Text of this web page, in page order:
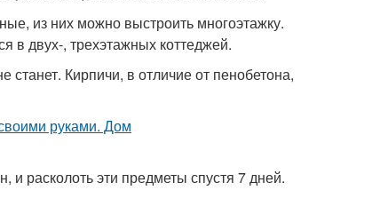
из них можно выстроить многоэтажку.
в двух-, трехэтажных коттеджей.
станет. Кирпичи, в отличие от пенобетона,
и расколоть эти предметы спустя 7 дней.